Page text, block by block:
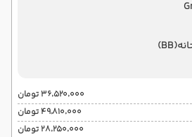
(BB)
۳۶٬۵۲۰٬۰۰۰ تومان
۴۹٬۸۱۰٬۰۰۰ تومان
۲۸٬۲۵۰٬۰۰۰ تومان